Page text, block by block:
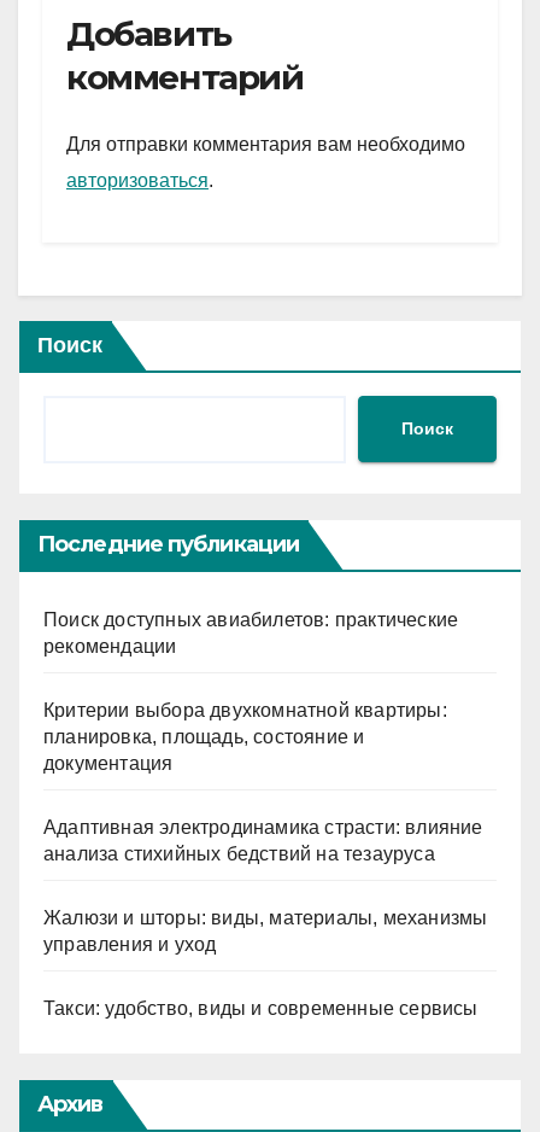
e
gr
a
m
er
s
A
p
и
Добавить
комментарий
Для отправки комментария вам необходимо
авторизоваться.
Поиск
Поиск
Последние публикации
Поиск доступных авиабилетов: практические
рекомендации
Критерии выбора двухкомнатной квартиры:
планировка, площадь, состояние и
документация
Адаптивная электродинамика страсти: влияние
анализа стихийных бедствий на тезауруса
Жалюзи и шторы: виды, материалы, механизмы
управления и уход
Такси: удобство, виды и современные сервисы
Архив